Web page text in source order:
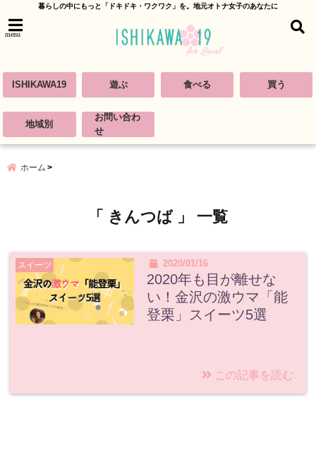
暮らしの中にもっと「ドキドキ・ワクワク」を。地元オトナ女子のあなたに
menu
ISHIKAWA19 遊ぶ 食べる 買う
地域別
お問い合わ
せ
ホーム
「 きんつば 」 一覧
スイーツ 2020/01/16
2020年も目が離せな
い！金沢の激ウマ「能
登栗」スイーツ5選
この記事を読む